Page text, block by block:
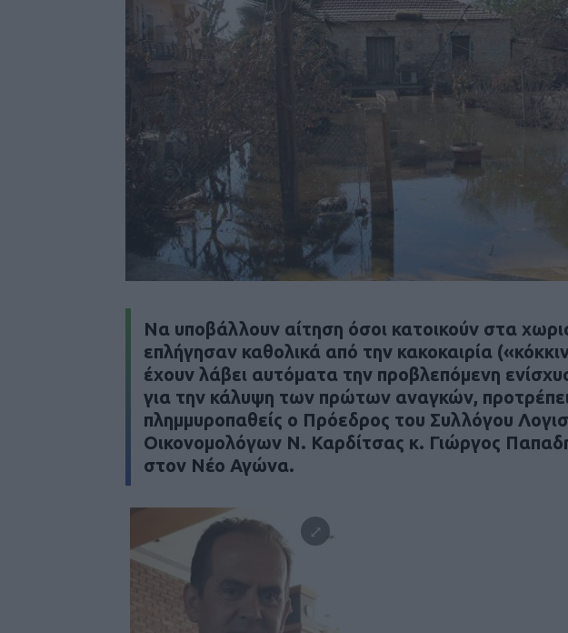
Να υποβάλλουν αίτηση όσοι κατοικούν στα
επλήγησαν καθολικά από την κακοκαιρία
έχουν λάβει αυτόματα την προβλεπόμενη
για την κάλυψη των πρώτων αναγκών,
πλημμυροπαθείς ο Πρόεδρος του Συλλόγου
Οικονομολόγων Ν. Καρδίτσας κ. Γιώργος
στον Νέο Αγώνα.